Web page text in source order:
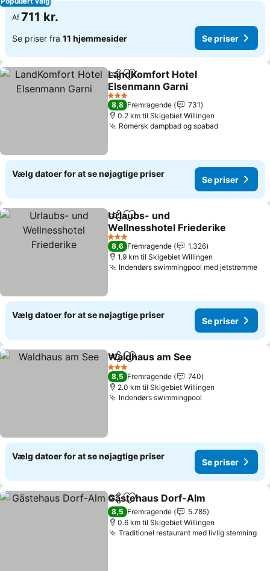
Af 711 kr.
Se priser fra 11 hjemmesider Se priser
Del Føj til favoritter
LandKomfort Hotel
Elsenmann Garni
3 Stjerner
8,8 Fremragende
731
0.2 km til Skigebiet Willingen
Romersk dampbad og spabad
Vælg datoer for at se nøjagtige priser
Se priser
Del Føj til favoritter
Urlaubs- und
Wellnesshotel Friederike
3 Stjerner
8,6 Fremragende
1.326
1.9 km til Skigebiet Willingen
Indendørs swimmingpool med jetstrømme
Vælg datoer for at se nøjagtige priser
Se priser
Del Føj til favoritter
Waldhaus am See
3 Stjerner
8,5 Fremragende
740
2.0 km til Skigebiet Willingen
Indendørs swimmingpool
Vælg datoer for at se nøjagtige priser
Se priser
Del Føj til favoritter
Gästehaus Dorf-Alm
8,5 Fremragende
5.785
0.6 km til Skigebiet Willingen
Traditionel restaurant med livlig stemning